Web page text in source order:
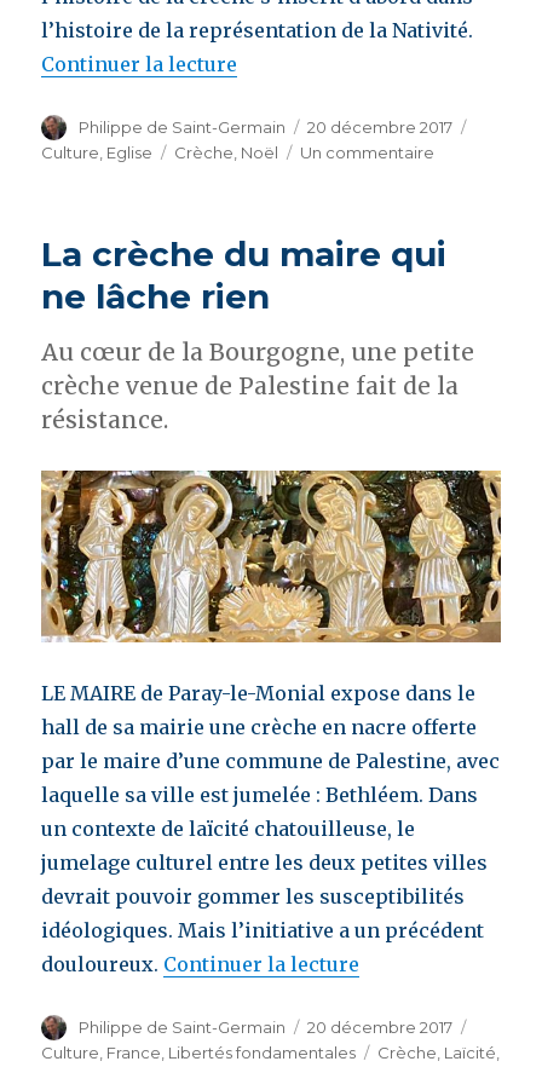
l’histoire de la représentation de la Nativité.
Continuer la lecture
Auteur
Philippe de Saint-Germain
Publié
le
20 décembre 2017
Culture Eglise Étiquettes
Crèche Noël Un commentaire
crèches
La crèche du maire qui
ne lâche rien
Au cœur de la Bourgogne, une petite
crèche venue de Palestine fait de la
résistance.
LE MAIRE de Paray-le-Monial expose dans le
hall de sa mairie une crèche en nacre offerte
par le maire d’une commune de Palestine, avec
laquelle sa ville est jumelée : Bethléem. Dans
un contexte de laïcité chatouilleuse, le
jumelage culturel entre les deux petites villes
devrait pouvoir gommer les susceptibilités
idéologiques. Mais l’initiative a un précédent
douloureux. Continuer la lecture
Auteur
Philippe de Saint-Germain
Publié
le
20 décembre 2017
Culture, France, Libertés fondamentales Étiquettes
Crèche, Laïcité,